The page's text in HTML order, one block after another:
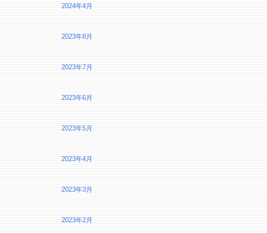
2024年4月
2023年8月
2023年7月
2023年6月
2023年5月
2023年4月
2023年3月
2023年2月